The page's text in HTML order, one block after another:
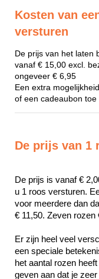
Kosten van
versturen
De prijs van het laten
vanaf € 15,00 excl.
ongeveer € 6,95
Een extra
of een cadeaubon toe
De prijs van 1
De prijs is vanaf €
u 1 roos versturen.
voor meerdere dan
€ 11,50. Zeven rozen
Er zijn heel veel
een speciale
het aantal rozen
geven aan dat je